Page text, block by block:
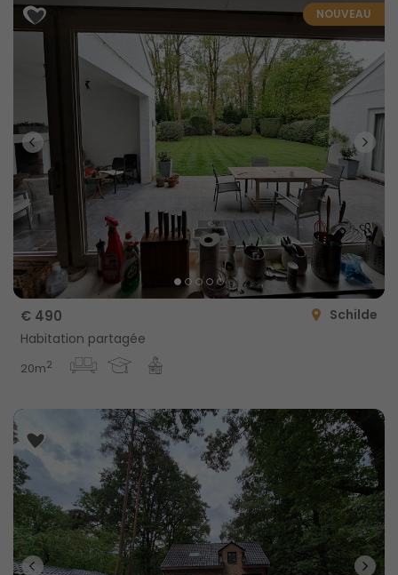
NOUVEAU
€ 490
Schilde
Habitation partagée
20m2